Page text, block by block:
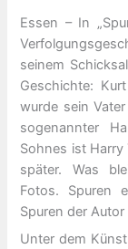
Essen – In
seinem
Geschichte:
wurde sein
sogenannter
Sohnes ist
später. Was
Fotos. Spuren
Spuren der
Unter dem